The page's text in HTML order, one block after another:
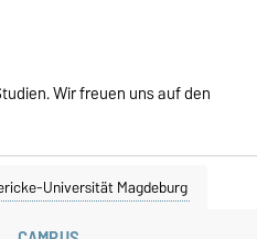
Wir freuen uns auf den
Universität Magdeburg